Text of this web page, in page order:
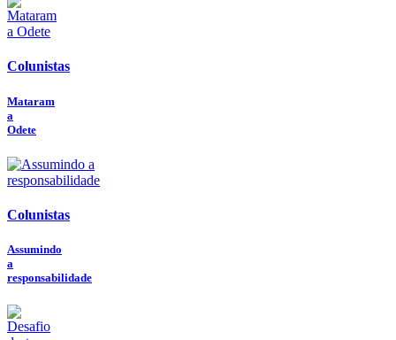
Colunistas
Mataram
a
Odete
Colunistas
Assumindo
a
responsabilidade